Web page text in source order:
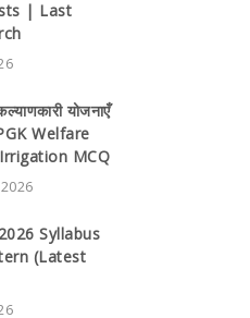
| Last
योजनाएँ
Welfare
MCQ
Syllabus
(Latest